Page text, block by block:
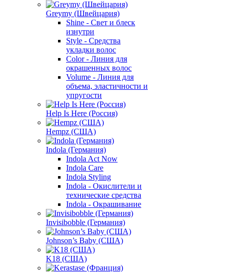
Greymy (Швейцария)
Shine - Свет и блеск
изнутри
Style - Средства
укладки волос
Color - Линия для
окрашенных волос
Volume - Линия для
объема, эластичности и
упругости
Help Is Here (Россия)
Hempz (США)
Indola (Германия)
Indola Act Now
Indola Care
Indola Styling
Indola - Окислители и
технические средства
Indola - Окрашивание
Invisibobble (Германия)
Johnson’s Baby (США)
K18 (США)